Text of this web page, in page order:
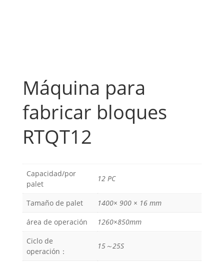
Máquina para
fabricar bloques
RTQT12
Capacidad/por
palet
12 PC
Tamaño de palet
1400× 900 × 16 mm
área de operación
1260×850mm
Ciclo de
operación：
15～25S